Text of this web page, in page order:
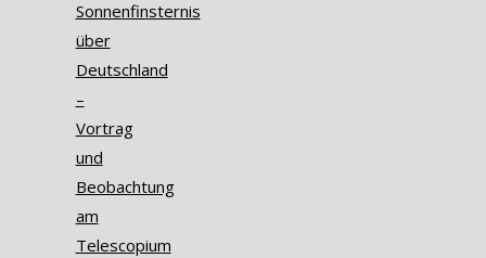
Sonnenfinsternis
über
Deutschland
–
Vortrag
und
Beobachtung
am
Telescopium